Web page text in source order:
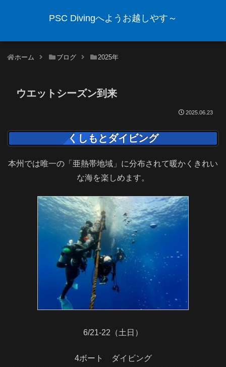
PSC Divingへようお越しやす～
ホーム ブログ 2025年
ウエットシーズン到来
2025.06.23
くしもとダイビング
本州では唯一の「亜熱帯地域」に分布されて暖かくきれい
な海を楽しめます。
6/21-22（土日）
4ボート ダイビング